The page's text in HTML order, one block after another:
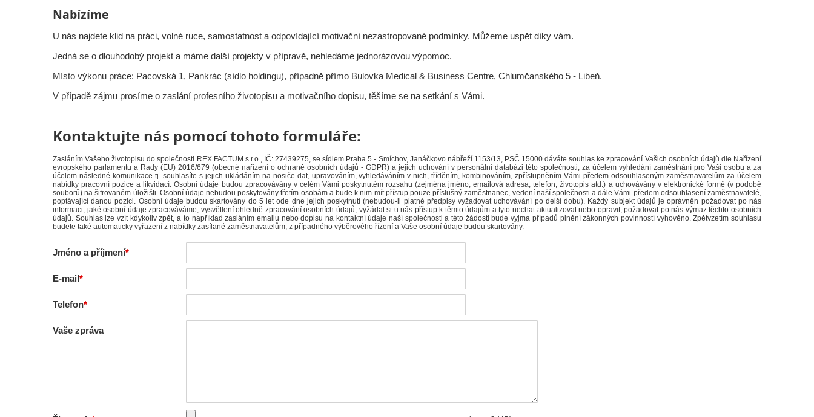
Nabízíme
U nás najdete klid na práci, volné ruce, samostatnost a odpovídající motivační nezastropované podmínky. Můžeme uspět díky vám.
Jedná se o dlouhodobý projekt a máme další projekty v přípravě, nehledáme jednorázovou výpomoc.
Místo výkonu práce: Pacovská 1, Pankrác (sídlo holdingu), případně přímo Bulovka Medical & Business Centre, Chlumčanského 5 - Libeň.
V případě zájmu prosíme o zaslání profesního životopisu a motivačního dopisu, těšíme se na setkání s Vámi.
Kontaktujte nás pomocí tohoto formuláře:
Zasláním Vašeho životopisu do společnosti REX FACTUM s.r.o., IČ: 27439275, se sídlem Praha 5 - Smíchov, Janáčkovo nábřeží 1153/13, PSČ 15000 dáváte souhlas ke zpracování Vašich osobních údajů dle Nařízení
evropského parlamentu a Rady (EU) 2016/679 (obecné nařízení o ochraně osobních údajů - GDPR) a jejich uchování v personální databázi této společnosti, za účelem vyhledání zaměstnání pro Vaši osobu a za
účelem následné komunikace tj. souhlasíte s jejich ukládáním na nosiče dat, upravováním, vyhledáváním v nich, tříděním, kombinováním, zpřístupněním Vámi předem odsouhlaseným zaměstnavatelům za účelem
nabídky pracovní pozice a likvidací. Osobní údaje budou zpracovávány v celém Vámi poskytnutém rozsahu (zejména jméno, emailová adresa, telefon, životopis atd.) a uchovávány v elektronické formě (v podobě
souborů) na šifrovaném úložišti. Osobní údaje nebudou poskytovány třetím osobám a bude k nim mít přístup pouze příslušný zaměstnanec, vedení naší společnosti a dále Vámi předem odsouhlasení zaměstnavatelé,
poptávající danou pozici. Osobní údaje budou skartovány do 5 let ode dne jejich poskytnutí (nebudou-li platné předpisy vyžadovat uchovávání po delší dobu). Každý subjekt údajů je oprávněn požadovat po nás
informaci, jaké osobní údaje zpracováváme, vysvětlení ohledně zpracování osobních údajů, vyžádat si u nás přístup k těmto údajům a tyto nechat aktualizovat nebo opravit, požadovat po nás výmaz těchto osobních
údajů. Souhlas lze vzít kdykoliv zpět, a to například zasláním emailu nebo dopisu na kontaktní údaje naší společnosti a této žádosti bude vyjma případů plnění zákonných povinností vyhověno. Zpětvzetím souhlasu
budete také automaticky vyřazení z nabídky zasílané zaměstnavatelům, z případného výběrového řízení a Vaše osobní údaje budou skartovány.
Jméno a příjmení
E-mail
Telefon
Vaše zpráva